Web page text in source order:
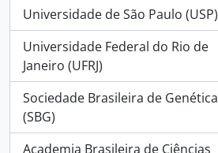
Universidade de São Paulo (USP)
, 5 resultados
Universidade Federal do Rio de
Janeiro (UFRJ)
, 3 resultados
Sociedade Brasileira de Genética
(SBG)
, 3 resultados
Academia Brasileira de Ciências